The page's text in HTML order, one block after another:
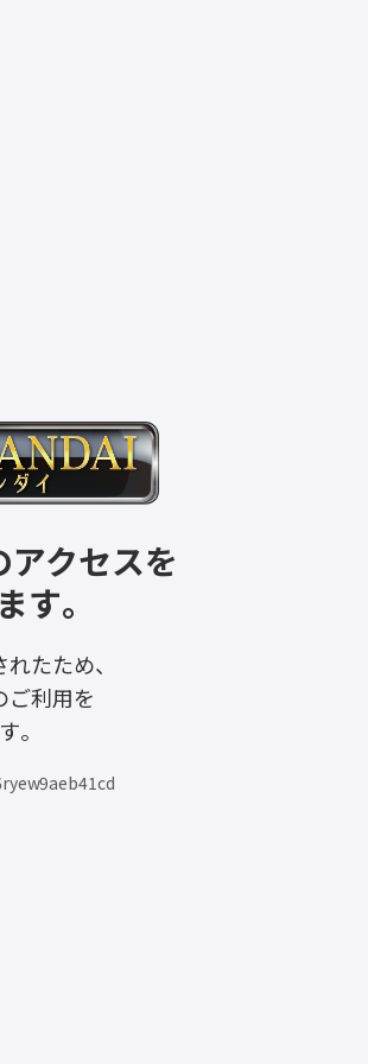
クセスを
す。
たため、
ご利用を
。